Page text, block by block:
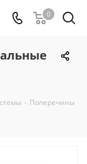
0
- Поперечины